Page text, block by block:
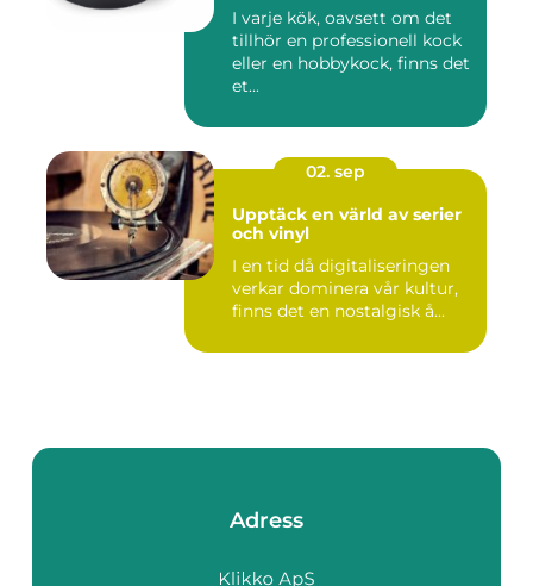
I varje kök, oavsett om det
tillhör en professionell kock
eller en hobbykock, finns det
et...
02. sep
Upptäck en värld av serier
och vinyl
I en tid då digitaliseringen
verkar dominera vår kultur,
finns det en nostalgisk å...
Adress